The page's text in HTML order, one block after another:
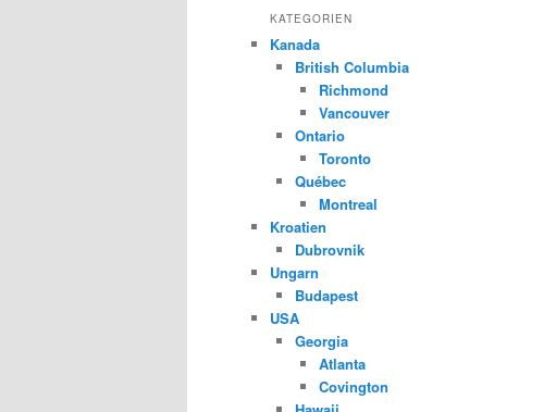
KATEGORIEN
Kanada
British Columbia
Richmond
Vancouver
Ontario
Toronto
Québec
Montreal
Kroatien
Dubrovnik
Ungarn
Budapest
USA
Georgia
Atlanta
Covington